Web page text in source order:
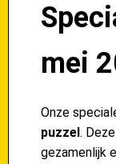
mei
Onze
puzzel.
gezamenlijk